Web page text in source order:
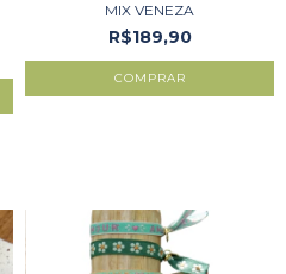
MIX VENEZA
R$189,90
COMPRAR